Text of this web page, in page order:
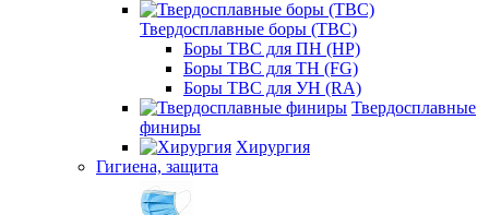
Твердосплавные боры (ТВС)
Боры ТВС для ПН (HP)
Боры ТВС для ТН (FG)
Боры ТВС для УН (RA)
Твердосплавные
финиры
Хирургия
Гигиена, защита